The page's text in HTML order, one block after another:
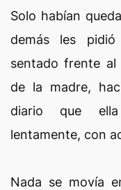
Solo habían
demás les
sentado frente al
de la madre,
diario que
lentamente, con
Nada se movía